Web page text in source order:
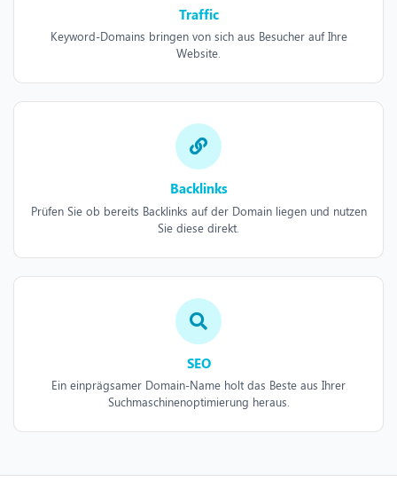
Traffic
Keyword-Domains bringen von sich aus Besucher auf Ihre
Website.
Backlinks
Prüfen Sie ob bereits Backlinks auf der Domain liegen und nutzen
Sie diese direkt.
SEO
Ein einprägsamer Domain-Name holt das Beste aus Ihrer
Suchmaschinenoptimierung heraus.